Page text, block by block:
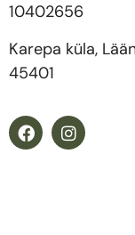
10402656
Karepa küla,
45401